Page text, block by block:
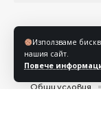
Използваме
нашия сайт.
Повече
Общи условия